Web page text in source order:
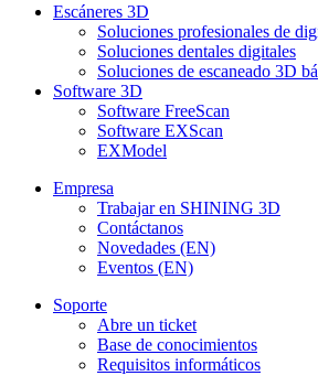
Escáneres 3D
Soluciones profesionales de
Soluciones dentales digitales
Soluciones de escaneado 3D
Software 3D
Software FreeScan
Software EXScan
EXModel
Empresa
Trabajar en SHINING 3D
Contáctanos
Novedades (EN)
Eventos (EN)
Soporte
Abre un ticket
Base de conocimientos
Requisitos informáticos